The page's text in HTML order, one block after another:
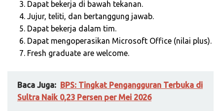
Dapat bekerja di bawah tekanan.
Jujur, teliti, dan bertanggung jawab.
Dapat bekerja dalam tim.
Dapat mengoperasikan Microsoft Office (nilai plus).
Fresh graduate are welcome.
Baca Juga: BPS: Tingkat Pengangguran Terbuka di
Sultra Naik 0,23 Persen per Mei 2026